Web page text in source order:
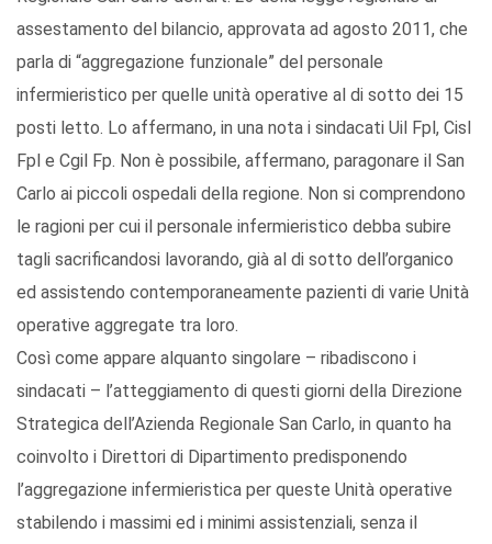
assestamento del bilancio, approvata ad agosto 2011, che
parla di “aggregazione funzionale” del personale
infermieristico per quelle unità operative al di sotto dei 15
posti letto. Lo affermano, in una nota i sindacati Uil Fpl, Cisl
Fpl e Cgil Fp. Non è possibile, affermano, paragonare il San
Carlo ai piccoli ospedali della regione. Non si comprendono
le ragioni per cui il personale infermieristico debba subire
tagli sacrificandosi lavorando, già al di sotto dell’organico
ed assistendo contemporaneamente pazienti di varie Unità
operative aggregate tra loro.
Così come appare alquanto singolare – ribadiscono i
sindacati – l’atteggiamento di questi giorni della Direzione
Strategica dell’Azienda Regionale San Carlo, in quanto ha
coinvolto i Direttori di Dipartimento predisponendo
l’aggregazione infermieristica per queste Unità operative
stabilendo i massimi ed i minimi assistenziali, senza il